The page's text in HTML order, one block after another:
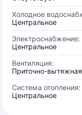
Холодное
Центральное
Электроснабжение:
Центральное
Вентиляция:
Приточно-
Система отопления:
Центральное